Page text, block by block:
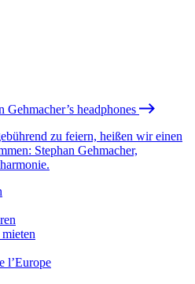
headphones
zu feiern, heißen wir einen
Stephan Gehmacher,
l’Europe